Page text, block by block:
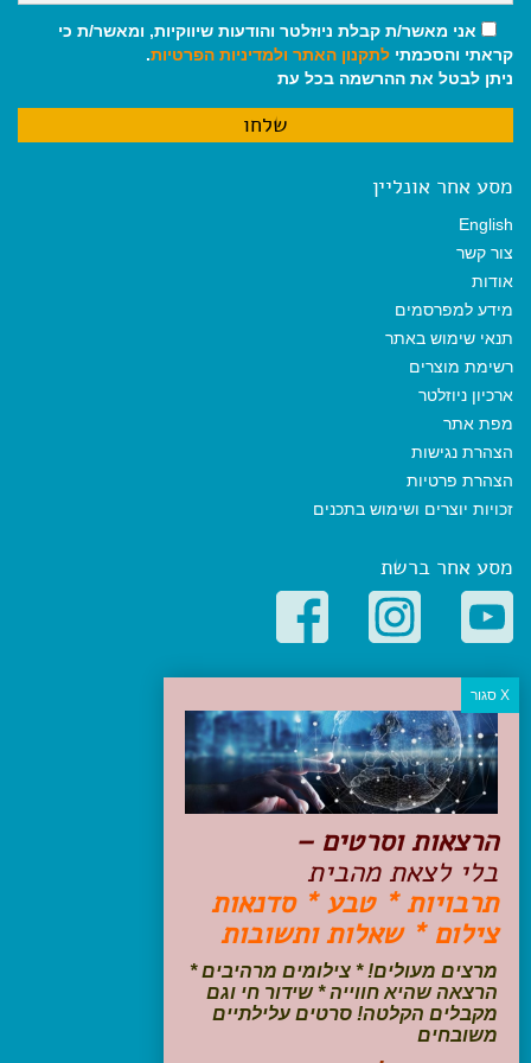
אני מאשר/ת קבלת ניוזלטר והודעות שיווקיות, ומאשר/ת כי
קראתי והסכמתי לתקנון האתר ולמדיניות הפרטיות.
ניתן לבטל את ההרשמה בכל עת
מסע אחר אונליין
English
צור קשר
אודות
מידע למפרסמים
תנאי שימוש באתר
רשימת מוצרים
ארכיון ניוזלטר
מפת אתר
הצהרת נגישות
הצהרת פרטיות
זכויות יוצרים ושימוש בתכנים
מסע אחר ברשת
קטגוריות פופולריות
יעדים
טיולים בישראל
מלונות בוטיק בישראל
טיפים והמלצות
הכנות לנסיעה
טיולי ג'יפים
טיולים עם ילדים
שייט, הפלגות, קרוזים
עקבו אחרינו בפייסבוק
הרצאות וסרטים –
בלי לצאת מהבית
תרבויות * טבע * סדנאות
צילום * שאלות ותשובות
מרצים מעולים! * צילומים מרהיבים *
הרצאה שהיא חווייה * שידור חי וגם
מקבלים הקלטה! סרטים עלילתיים
משובחים